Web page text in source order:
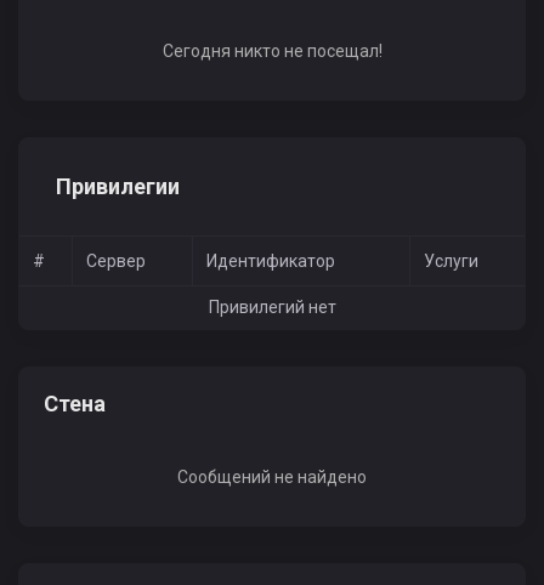
Сегодня никто не посещал!
Привилегии
# Сервер Идентификатор Услуги
Привилегий нет
Стена
Сообщений не найдено